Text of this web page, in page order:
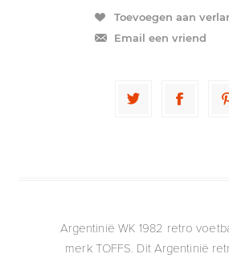
Toevoegen aan
Email een vriend
Argentinië WK 1982 retro
merk TOFFS. Dit Argentinië